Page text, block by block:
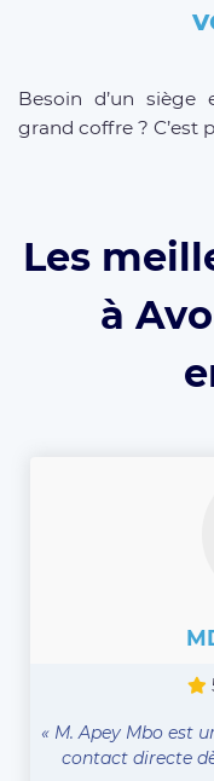
Besoin d’un siège
grand coffre ? C’est
Les
à
« M. Apey Mbo est
contact directe